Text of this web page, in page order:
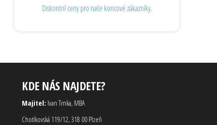
Diskontní ceny pro naše koncové zákazníky.
KDE NÁS NAJDETE?
Majitel: Ivan Trnka, MBA
Chotíkovská 119/12, 318 00 Plzeň